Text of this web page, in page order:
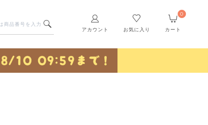
アカウント お気に入り カート
0